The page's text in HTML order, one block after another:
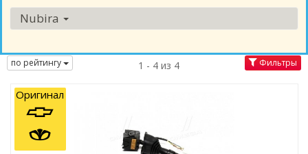
Nubira
по рейтингу 1 - 4 из 4 Фильтры
Оригинал